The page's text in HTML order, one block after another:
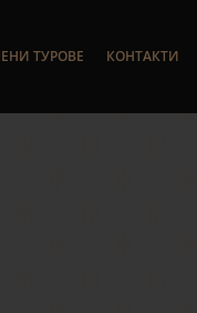
ТУРОВЕ КОНТАКТИ